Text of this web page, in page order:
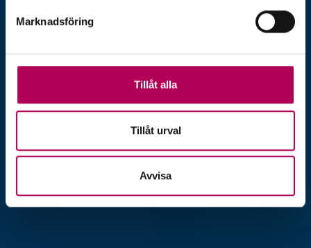
Marknadsföring
Tillåt alla
Tillåt urval
Avvisa